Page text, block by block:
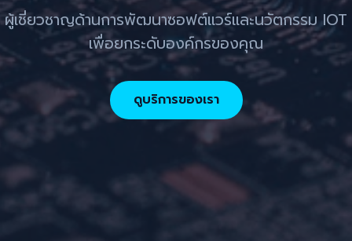
ผู้เชี่ยวชาญด้านการพัฒนาซอฟต์แวร์และนวัตกรรม IOT
เพื่อยกระดับองค์กรของคุณ
ดูบริการของเรา